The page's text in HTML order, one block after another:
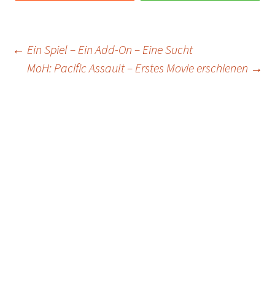
Post
← Ein Spiel – Ein Add-On – Eine Sucht
MoH: Pacific Assault – Erstes Movie erschienen →